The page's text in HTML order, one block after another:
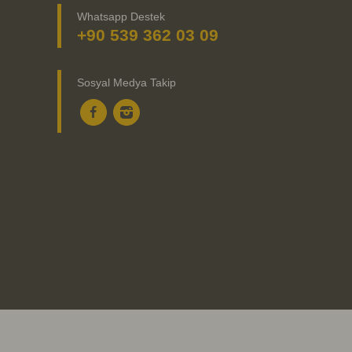
Whatsapp Destek
+90 539 362 03 09
Sosyal Medya Takip